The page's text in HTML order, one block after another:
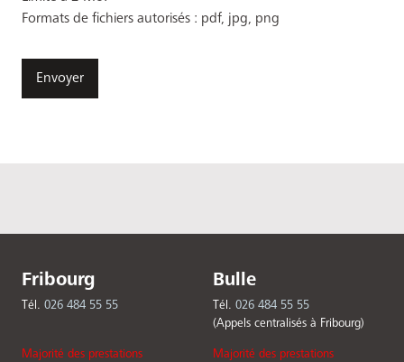
Formats de fichiers autorisés : pdf, jpg, png
Fribourg
Tél. 026 484 55 55
Majorité des prestations
Bulle
Tél. 026 484 55 55
(Appels centralisés à Fribourg)
Majorité des prestations